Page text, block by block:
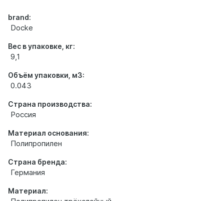
brand:
Docke
Вес в упаковке, кг:
9,1
Объём упаковки, м3:
0.043
Страна производства:
Россия
Материал основания:
Полипропилен
Страна бренда:
Германия
Материал: